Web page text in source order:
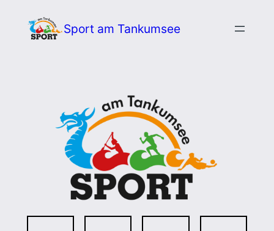
Inhalt
Sport am Tankumsee